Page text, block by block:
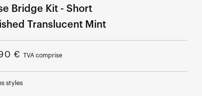
Bridge Kit - Short
Translucent Mint
€ TVA comprise
styles